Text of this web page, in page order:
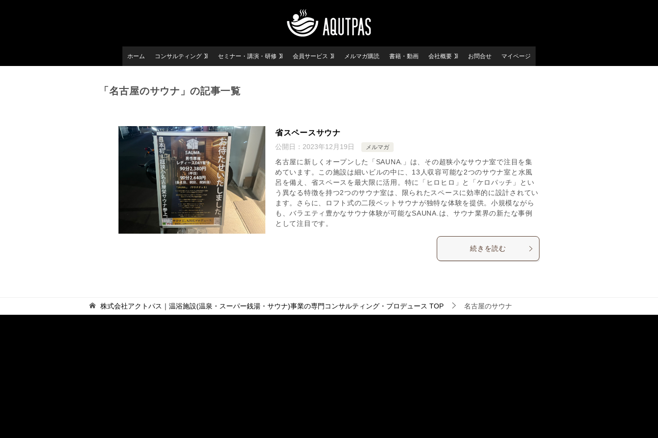
ホーム コンサルティング セミナー・講演・研修 会員サービス メルマガ購読 書籍・動画 会社概要 お問合せ マイページ
「名古屋のサウナ」の記事一覧
省スペースサウナ
公開日： 2023年12月19日 メルマガ
名古屋に新しくオープンした「SAUNA.」は、その超狭小なサウナ室で注目を集
めています。この施設は細いビルの中に、13人収容可能な2つのサウナ室と水風
呂を備え、省スペースを最大限に活用。特に「ヒロヒロ」と「ケロパッチ」とい
う異なる特徴を持つ2つのサウナ室は、限られたスペースに効率的に設計されてい
ます。さらに、ロフト式の二段ベットサウナが独特な体験を提供。小規模ながら
も、バラエティ豊かなサウナ体験が可能なSAUNA.は、サウナ業界の新たな事例
として注目です。
続きを読む
株式会社アクトパス｜温浴施設(温泉・スーパー銭湯・サウナ)事業の専門コンサルティング・プロデュース TOP 名古屋のサウナ